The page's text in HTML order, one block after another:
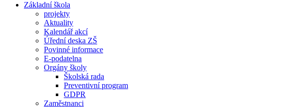
Základní škola
projekty
Aktuality
Kalendář akcí
Úřední deska ZŠ
Povinné informace
E-podatelna
Orgány školy
Školská rada
Preventivní program
GDPR
Zaměstnanci